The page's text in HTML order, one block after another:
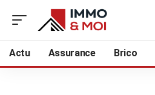
Actu Assurance Brico